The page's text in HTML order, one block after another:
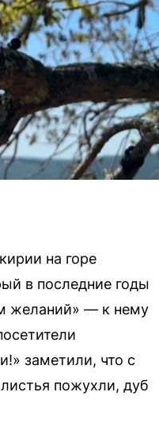
на горе
в последние годы
желаний» — к нему
заметили, что с
пожухли, дуб